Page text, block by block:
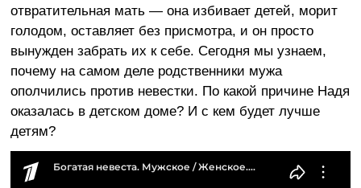
отвратительная мать — она избивает детей, морит
голодом, оставляет без присмотра, и он просто
вынужден забрать их к себе. Сегодня мы узнаем,
почему на самом деле родственники мужа
ополчились против невестки. По какой причине Надя
оказалась в детском доме? И с кем будет лучше
детям?